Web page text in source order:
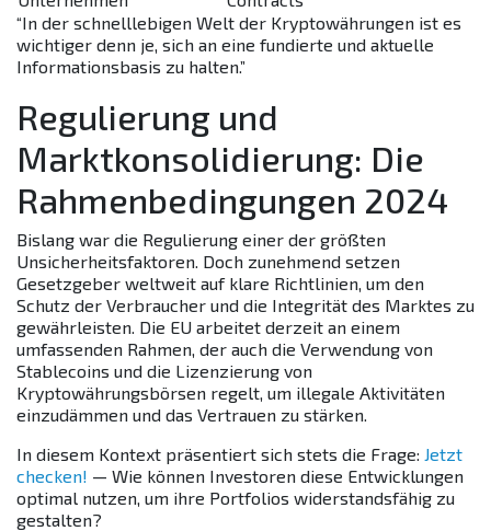
“In der schnelllebigen Welt der Kryptowährungen ist es
wichtiger denn je, sich an eine fundierte und aktuelle
Informationsbasis zu halten.”
Regulierung und
Marktkonsolidierung: Die
Rahmenbedingungen 2024
Bislang war die Regulierung einer der größten
Unsicherheitsfaktoren. Doch zunehmend setzen
Gesetzgeber weltweit auf klare Richtlinien, um den
Schutz der Verbraucher und die Integrität des Marktes zu
gewährleisten. Die EU arbeitet derzeit an einem
umfassenden Rahmen, der auch die Verwendung von
Stablecoins und die Lizenzierung von
Kryptowährungsbörsen regelt, um illegale Aktivitäten
einzudämmen und das Vertrauen zu stärken.
In diesem Kontext präsentiert sich stets die Frage: Jetzt
checken! — Wie können Investoren diese Entwicklungen
optimal nutzen, um ihre Portfolios widerstandsfähig zu
gestalten?